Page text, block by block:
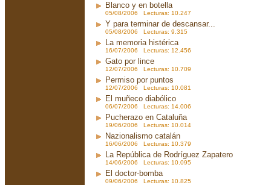
Blanco y en botella
05/08/2006 Lecturas: 10.247
Y para terminar de descansar...
05/08/2006 Lecturas: 9.315
La memoria histérica
16/07/2006 Lecturas: 12.456
Gato por lince
12/07/2006 Lecturas: 10.709
Permiso por puntos
12/07/2006 Lecturas: 10.081
El muñeco diabólico
06/07/2006 Lecturas: 14.006
Pucherazo en Cataluña
19/06/2006 Lecturas: 10.014
Nazionalismo catalán
16/06/2006 Lecturas: 10.379
La República de Rodríguez Zapatero
14/06/2006 Lecturas: 10.095
El doctor-bomba
09/06/2006 Lecturas: 10.825